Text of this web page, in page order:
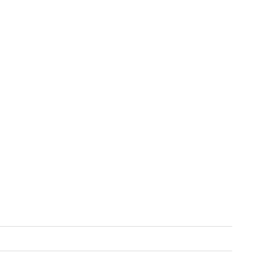
web (correction de bugs WordPress,
sur mon PBN) 🔗.